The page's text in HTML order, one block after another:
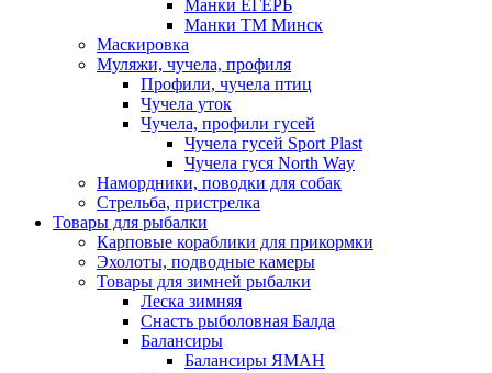
Манки ЕГЕРЬ
Манки ТМ Минск
Маскировка
Муляжи, чучела, профиля
Профили, чучела птиц
Чучела уток
Чучела, профили гусей
Чучела гусей Sport Plast
Чучела гуся North Way
Намордники, поводки для собак
Стрельба, пристрелка
Товары для рыбалки
Карповые кораблики для прикормки
Эхолоты, подводные камеры
Товары для зимней рыбалки
Леска зимняя
Снасть рыболовная Балда
Балансиры
Балансиры ЯМАН